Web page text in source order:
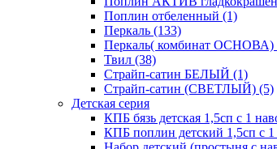
Поплин отбеленный (1)
Перкаль (133)
Перкаль( комбинат ОСНОВА)
Твил (38)
Страйп-сатин БЕЛЫЙ (1)
Страйп-сатин (СВЕТЛЫЙ) (5)
Детская серия
КПБ бязь детская 1,5сп с 1
КПБ поплин детский 1,5сп с 1